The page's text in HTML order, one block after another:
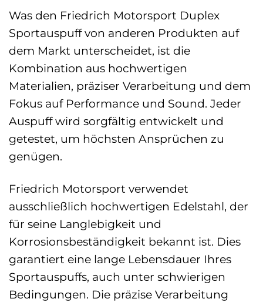
Was den Friedrich Motorsport Duplex
Sportauspuff von anderen Produkten auf
dem Markt unterscheidet, ist die
Kombination aus hochwertigen
Materialien, präziser Verarbeitung und dem
Fokus auf Performance und Sound. Jeder
Auspuff wird sorgfältig entwickelt und
getestet, um höchsten Ansprüchen zu
genügen.
Friedrich Motorsport verwendet
ausschließlich hochwertigen Edelstahl, der
für seine Langlebigkeit und
Korrosionsbeständigkeit bekannt ist. Dies
garantiert eine lange Lebensdauer Ihres
Sportauspuffs, auch unter schwierigen
Bedingungen. Die präzise Verarbeitung